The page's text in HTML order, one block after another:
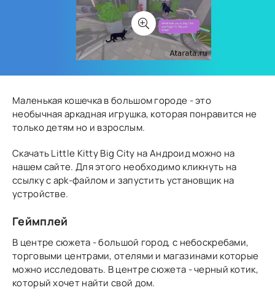
Маленькая кошечка в большом городе - это
необычная аркадная игрушка, которая понравится не
только детям но и взрослым.
Скачать Little Kitty Big City на Андроид можно на
нашем сайте. Для этого необходимо кликнуть на
ссылку с apk-файлом и запустить установщик на
устройстве.
Геймплей
В центре сюжета - большой город, с небоскребами,
торговыми центрами, отелями и магазинами которые
можно исследовать. В центре сюжета - черный котик,
который хочет найти свой дом.